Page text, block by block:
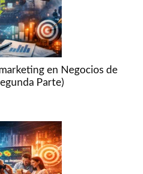
en Negocios de
Parte)